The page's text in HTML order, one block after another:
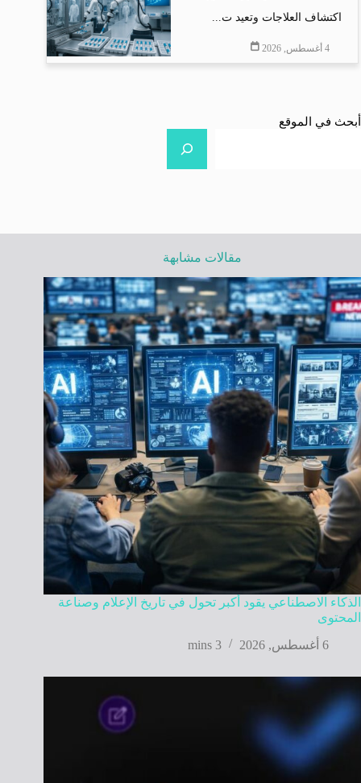
اكتشاف العلاجات وتعيد ت...
4 أغسطس, 2026
أبحث في الموقع
مقالات مشابهة
الذكاء الاصطناعي يقود أكبر تحول في تاريخ الإعلام وصناعة
المحتوى
6 أغسطس, 2026
3 mins